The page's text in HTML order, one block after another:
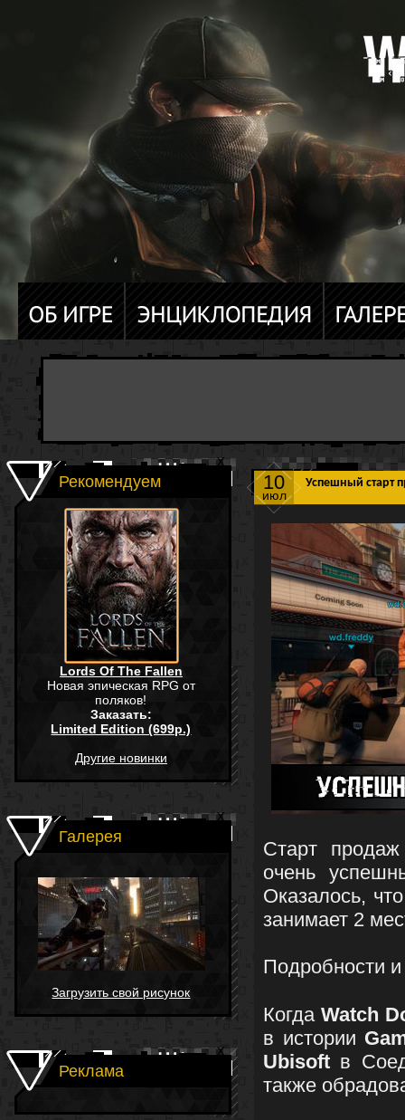
Рекомендуем
Lords Of The Fallen
Новая эпическая RPG от
поляков!
Заказать:
Limited Edition (699р.)
Другие новинки
Галерея
Загрузить свой рисунок
Реклама
10
июл
Успешный старт
Старт
очень
Оказалось,
занимает 2
Подробности
Когда Watch
в истории
Ubisoft в
также